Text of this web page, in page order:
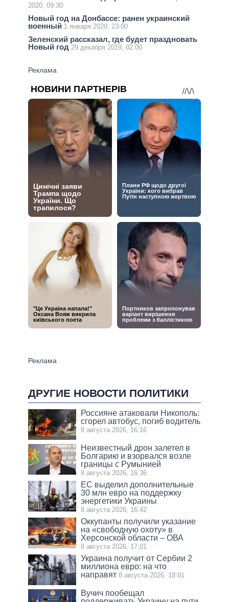
2020, 09:30
Новый год на Донбассе: ранен украинский
военный 1 января 2020, 23:00
Зеленский рассказал, где будет праздновать
Новый год 29 декабря 2019, 02:00
ДРУГИЕ НОВОСТИ ПОЛИТИКИ
Россияне атаковали Никополь:
сгорел автобус, погиб водитель
8 августа 2026, 16:16
Неизвестный дрон залетел в
Болгарию и взорвался возле
границы с Румынией
8 августа 2026, 16:36
ЕС выделил дополнительные
30 млн евро на поддержку
энергетики Украины
8 августа 2026, 16:42
Оккупанты получили указание
на «свободную охоту» в
Херсонской области – ОВА
8 августа 2026, 17:01
Украина получит от Сербии 2
миллиона евро: на что
направят 8 августа 2026, 18:01
Вучич пообещал